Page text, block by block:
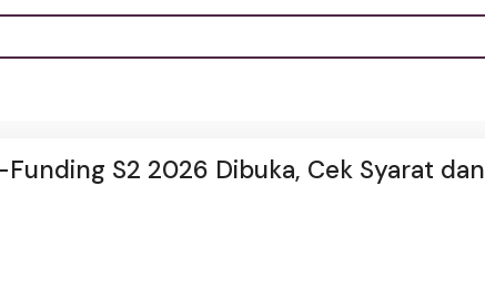
S2 2026 Dibuka, Cek Syarat dan